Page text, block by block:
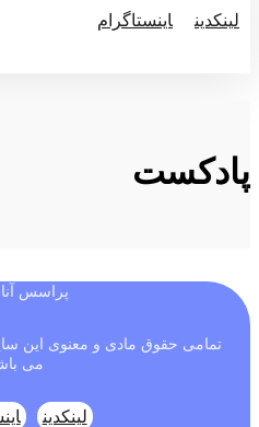
لینکدین
اینستاگرام
پادکست
پراسس
تمامی حقوق مادی و معنوی این
می
لینکدین